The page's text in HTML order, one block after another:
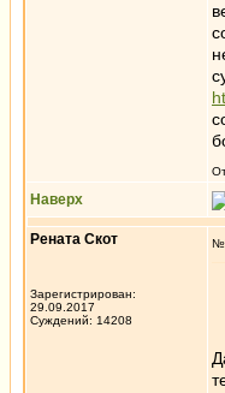
Наверх
Рената Скот
Зарегистрирован:
29.09.2017
Суждений: 14208
№